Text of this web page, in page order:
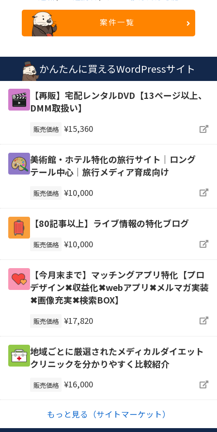
案件一覧
かんたんに買えるWordPressサイト
【再販】宅配レンタルDVD【13ページ以上、
DMM取扱い】
販売価格 ¥15,360
美術館・ホテル特化の旅行サイト｜ロング
テール中心｜旅行メディア育成向け
販売価格 ¥10,000
【80記事以上】ライブ情報の特化ブログ
販売価格 ¥10,000
【今月末まで】マッチングアプリ特化【プロ
デザイン✖収益化✖webアプリ✖メルマガ実装
✖画像充実✖検索BOX】
販売価格 ¥17,820
地域ごとに厳選されたメディカルダイエット
クリニックを分かりやすく比較紹介
販売価格 ¥16,000
もっと見る（サイトマーケット）